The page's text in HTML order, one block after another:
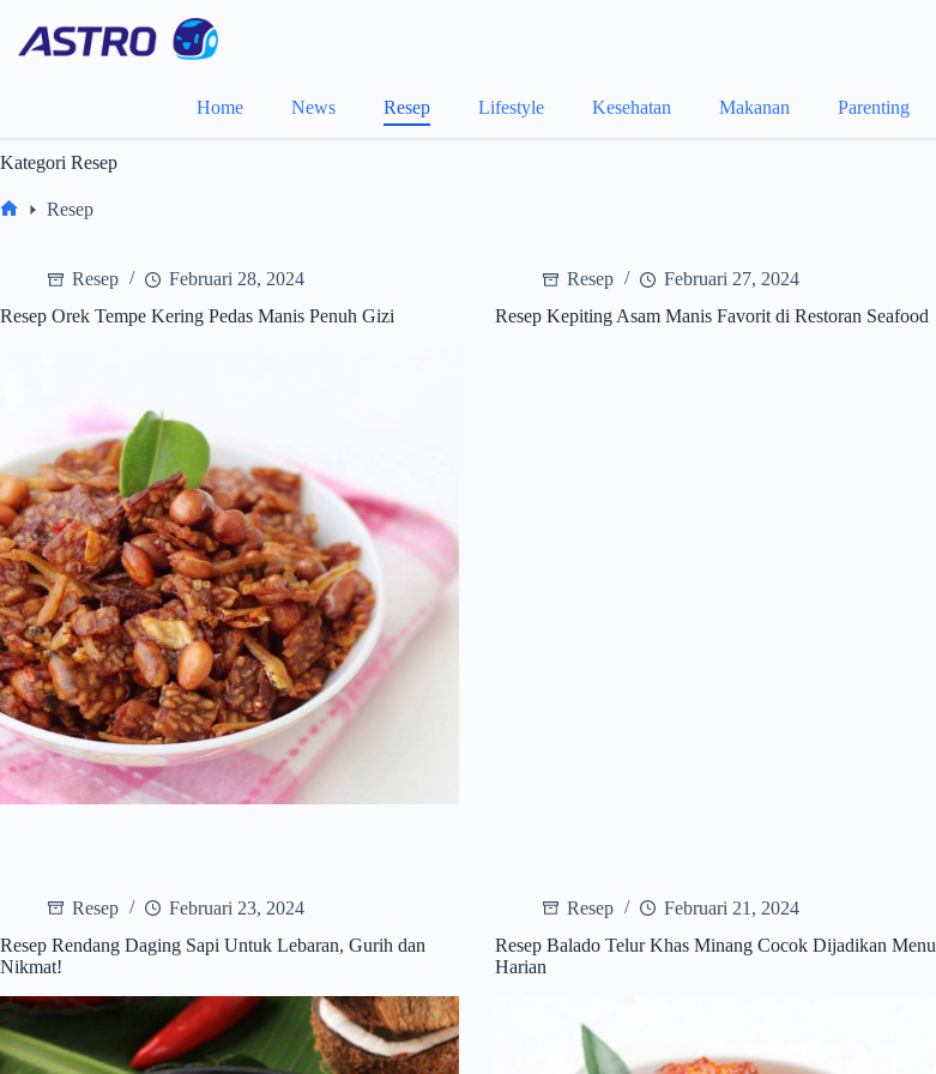
content
Home News Resep Lifestyle Kesehatan Makanan Parenting
Kategori Resep
Resep
Resep
Februari 28, 2024
Resep Orek Tempe Kering Pedas Manis Penuh Gizi
Resep
Februari 27, 2024
Resep Kepiting Asam Manis Favorit di Restoran Seafood
Resep
Februari 23, 2024
Resep Rendang Daging Sapi Untuk Lebaran, Gurih dan
Nikmat!
Resep
Februari 21, 2024
Resep Balado Telur Khas Minang Cocok Dijadikan Menu
Harian